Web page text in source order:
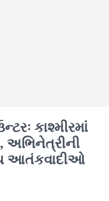
કાશ્મીરમાં
અભિનેત્રીની
આતંકવાદીઓ